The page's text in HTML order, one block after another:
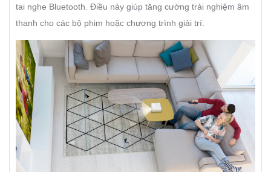
tai nghe Bluetooth. Điều này giúp tăng cường trải nghiệm âm
thanh cho các bộ phim hoặc chương trình giải trí.